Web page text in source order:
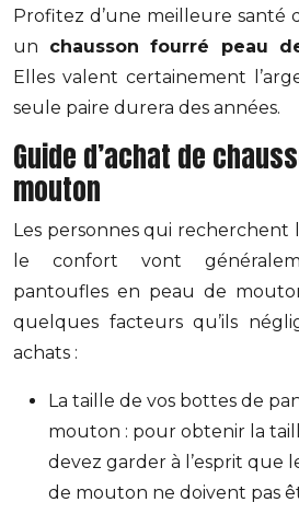
Profitez d’une meilleure santé
un chausson fourré peau
Elles valent certainement
seule paire durera des années.
Guide d’achat de
mouton
Les personnes qui recherchent
le confort vont
pantoufles en peau de
quelques facteurs qu’ils
achats :
La taille de vos bottes de
mouton : pour obtenir la
devez garder à l’esprit que
de mouton ne doivent pas